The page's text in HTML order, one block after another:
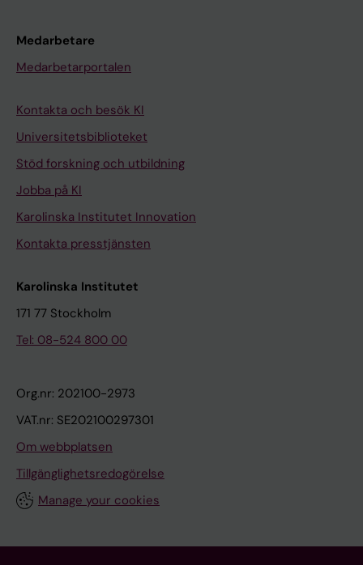
Medarbetare
Medarbetarportalen
Kontakta och besök KI
Universitetsbiblioteket
Stöd forskning och utbildning
Jobba på KI
Karolinska Institutet Innovation
Kontakta presstjänsten
Karolinska Institutet
171 77 Stockholm
Tel: 08-524 800 00
Org.nr: 202100-2973
VAT.nr: SE202100297301
Om webbplatsen
Tillgänglighetsredogörelse
Manage your cookies